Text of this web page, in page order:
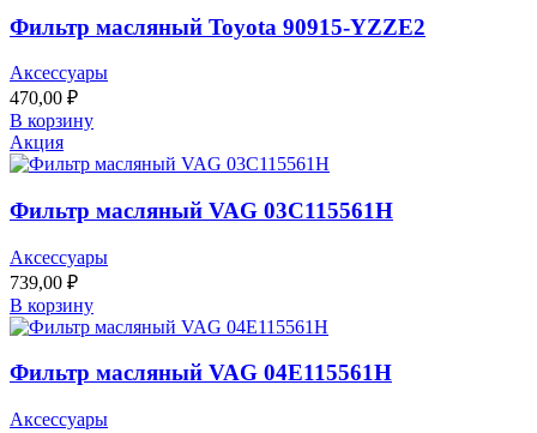
Фильтр масляный Toyota 90915-YZZE2
Аксессуары
470,00 ₽
В корзину
Акция
Фильтр масляный VAG 03C115561H
Аксессуары
739,00 ₽
В корзину
Фильтр масляный VAG 04E115561H
Аксессуары